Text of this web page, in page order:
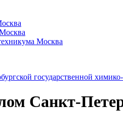
Москва
государственной
Санкт-